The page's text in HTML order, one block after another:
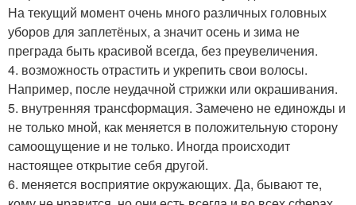
На текущий момент очень много различных головных
уборов для заплетёных, а значит осень и зима не
преграда быть красивой всегда, без преувеличения.
4. возможность отрастить и укрепить свои волосы.
Например, после неудачной стрижки или окрашивания.
5. внутренняя трансформация. Замечено не единожды и
не только мной, как меняется в положительную сторону
самоощущение и не только. Иногда происходит
настоящее открытие себя другой.
6. меняется восприятие окружающих. Да, бывают те,